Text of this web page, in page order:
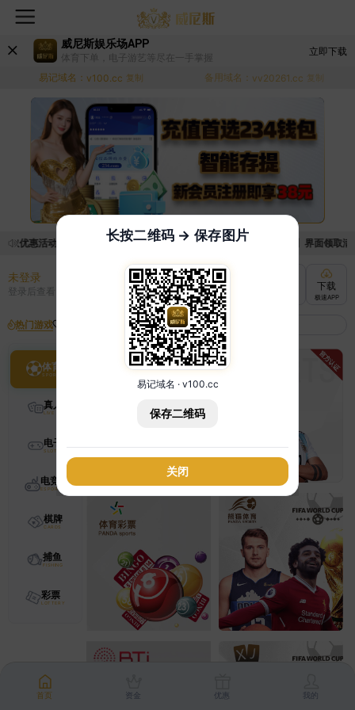
威尼斯娱乐场APP
体育下单，电子游艺等尽在一手掌握
立即下载
易记域名： v100.cc 复制 备用域名： vv20261.cc 复制
取优惠活动的手续麻烦，已新增优惠系统，现在可以前往【福利中心】界面领取
未登录
登录后查看 充值
快速到账
下载
极速APP
热门游戏
体育
真人
电子
电竞
棋牌
捕鱼
彩票
首页 资金 优惠 我的
长按二维码 → 保存图片
易记域名 · v100.cc
保存二维码
关闭